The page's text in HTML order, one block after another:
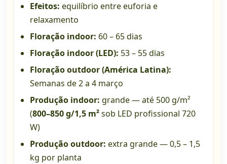
Efeitos: equilíbrio entre euforia e
relaxamento
Floração indoor: 60 – 65 dias
Floração indoor (LED): 53 – 55 dias
Floração outdoor (América Latina):
Semanas de 2 a 4 março
Produção indoor: grande — até 500 g/m²
(800–850 g/1,5 m²sob LED profissional 720
W)
Produção outdoor: extra grande — 0,5 – 1,5
kg por planta